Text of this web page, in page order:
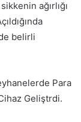
ağırlığı
belirli
Para
Geliştrdi.